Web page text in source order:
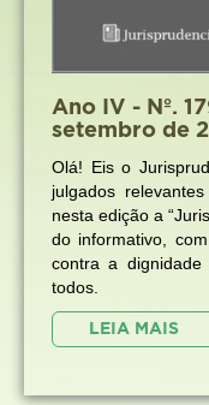
Ano IV - Nº.
setembro de
Olá! Eis o
julgados
nesta edição a
do informativo,
contra a
todos.
LEIA MAIS